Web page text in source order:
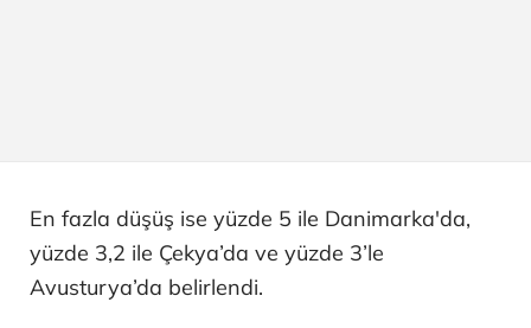
En fazla düşüş ise yüzde 5 ile Danimarka'da,
yüzde 3,2 ile Çekya’da ve yüzde 3’le
Avusturya’da belirlendi.